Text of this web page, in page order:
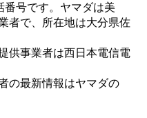
番号です。 ヤマダは美
者で、所在地は大分県佐
供事業者は西日本電信電
の最新情報はヤマダの